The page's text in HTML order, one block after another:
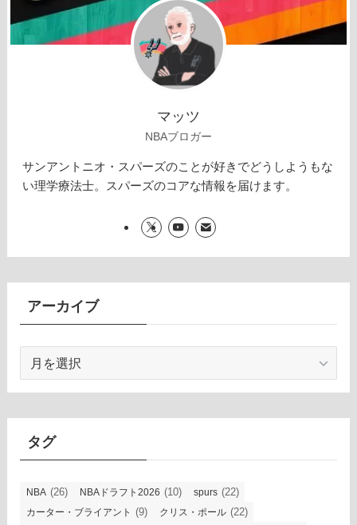
マッツ
NBAブロガー
サンアントニオ・スパーズのことが好きでどうしようもな
い理学療法士。スパーズのコアな情報を届けます。
アーカイブ
カ
イ
タグ
NBA (26) NBAドラフト2026 (10) spurs (22)
カーター・ブライアント (9) クリス・ポール (22)